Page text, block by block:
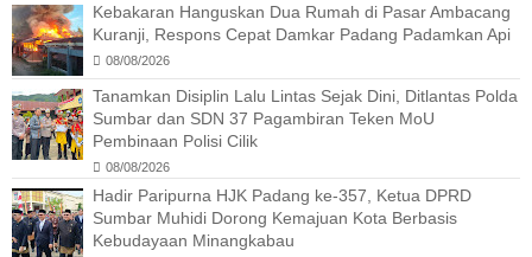
Kebakaran Hanguskan Dua Rumah di Pasar Ambacang
Kuranji, Respons Cepat Damkar Padang Padamkan Api
08/08/2026
Tanamkan Disiplin Lalu Lintas Sejak Dini, Ditlantas Polda
Sumbar dan SDN 37 Pagambiran Teken MoU
Pembinaan Polisi Cilik
08/08/2026
Hadir Paripurna HJK Padang ke-357, Ketua DPRD
Sumbar Muhidi Dorong Kemajuan Kota Berbasis
Kebudayaan Minangkabau